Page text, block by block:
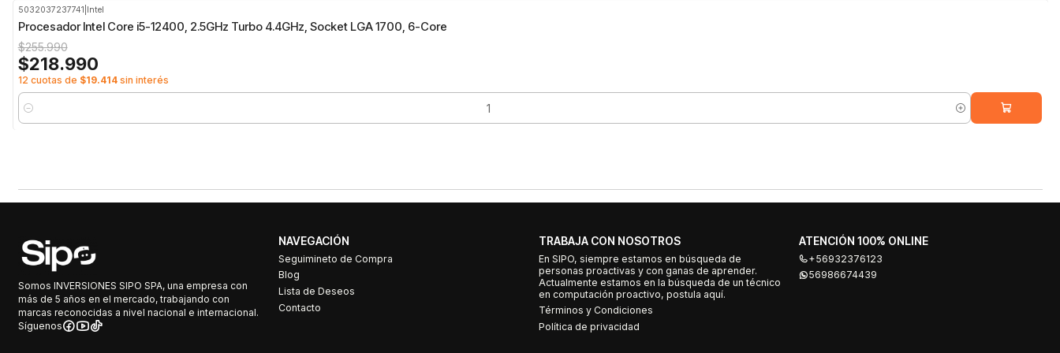
5032037237741 Intel
Procesador Intel Core i5-12400, 2.5GHz Turbo 4.4GHz, Socket LGA 1700, 6-Core
$255.990
$218.990
12 cuotas de $19.414sin interés
Cantidad
Somos INVERSIONES SIPO SPA, una empresa con
más de 5 años en el mercado, trabajando con
marcas reconocidas a nivel nacional e internacional.
Síguenos
NAVEGACIÓN
Seguimineto de Compra
Blog
Lista de Deseos
Contacto
TRABAJA CON NOSOTROS
En SIPO, siempre estamos en búsqueda de
personas proactivas y con ganas de aprender.
Actualmente estamos en la búsqueda de un técnico
en computación proactivo, postula aquí.
Términos y Condiciones
Política de privacidad
ATENCIÓN 100% ONLINE
+56932376123
56986674439